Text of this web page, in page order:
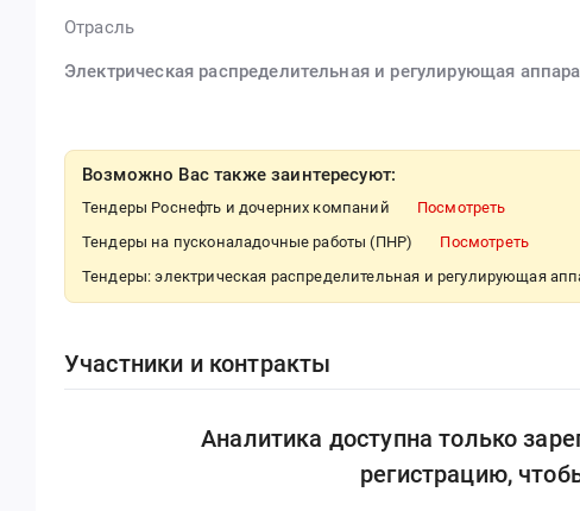
Отрасль
Электрическая распределительная и регулирующая
Возможно Вас также заинтересуют:
Тендеры Роснефть и дочерних компаний
Посмотреть
Тендеры на пусконаладочные работы (ПНР)
Посмотреть
Тендеры: электрическая распределительная и регулирующая
Участники и контракты
Аналитика доступна только
регистрацию,